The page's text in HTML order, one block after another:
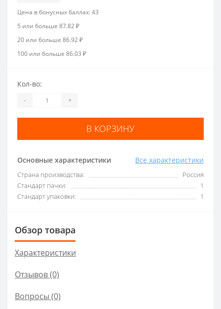
Цена в бонусных баллах: 43
5 или больше 87.82 ₽
20 или больше 86.92 ₽
100 или больше 86.03 ₽
Основные характеристики Все характеристики
Страна производства:
Россия
Стандарт пачки:
1
Стандарт упаковки:
1
Кол-во:
- +
В КОРЗИНУ
Обзор товара
Характеристики
Отзывов (0)
Вопросы (0)